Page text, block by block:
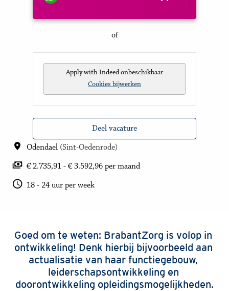
of
Apply with Indeed onbeschikbaar
Cookies bijwerken
Deel vacature
Odendael (Sint-Oedenrode)
€ 2.735,91 - € 3.592,96 per maand
18 - 24 uur per week
Goed om te weten: BrabantZorg is volop in
ontwikkeling! Denk hierbij bijvoorbeeld aan
actualisatie van haar functiegebouw,
leiderschapsontwikkeling en
doorontwikkeling opleidingsmogelijkheden.